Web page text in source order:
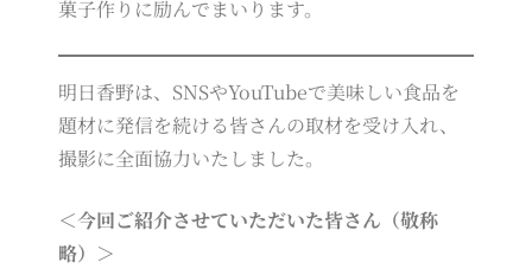
菓子作りに励んでまいります。
明日香野は、SNSやYouTubeで美味しい食品を
題材に発信を続ける皆さんの取材を受け入れ、
撮影に全面協力いたしました。
＜今回ご紹介させていただいた皆さん（敬称
略）＞